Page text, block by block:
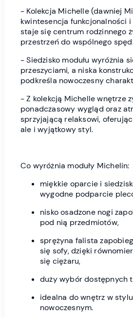
- Kolekcja Michelle (dawniej
kwintesencja funkcjonalności
staje się centrum rodzinnego
przestrzeń do wspólnego
- Siedzisko modułu wyróżnia
przeszyciami, a niska
podkreśla nowoczesny
- Z kolekcją Michelle wnętrze
ponadczasowy wygląd oraz
sprzyjającą relaksowi,
ale i wyjątkowy styl.
Co wyróżnia moduły Michelin:
miękkie oparcie i
wygodne podparcie
nisko osadzone nogi
pod nią przedmiotów,
sprężyna falista
się sofy, dzięki
się ciężaru,
duży wybór dostępnych
idealna do wnętrz w
nowoczesnym.